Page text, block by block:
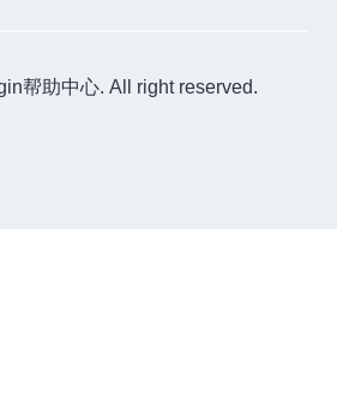
帮助中心. All right reserved.